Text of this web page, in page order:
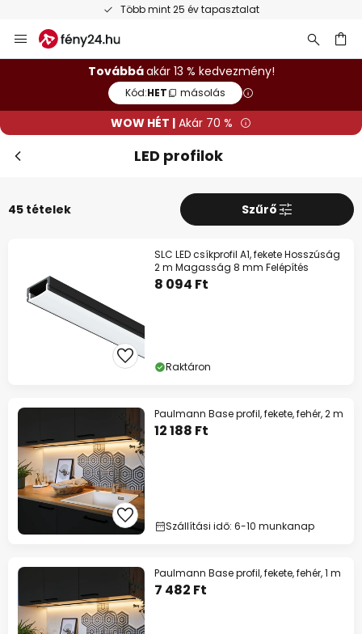
Ingyenes visszaküldés 50 napon belül
Ugrás
a
tartalomhozTovábbáakár 13 % kedvezmény!
Kód:HET másolás
WOW HÉT | Akár 70 %
LED profilok
45 tételek Szűrő
SLC LED csíkprofil A1, fekete Hosszúság
2 m Magasság 8 mm Felépítés
8 094 Ft
Raktáron
Paulmann Base profil, fekete, fehér, 2 m
12 188 Ft
Szállítási idő: 6-10 munkanap
Paulmann Base profil, fekete, fehér, 1 m
7 482 Ft